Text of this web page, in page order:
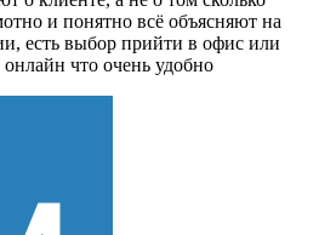
и понятно всё объясняют на
есть выбор прийти в офис или
что очень удобно